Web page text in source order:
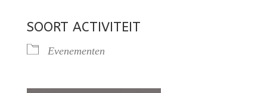
SOORT ACTIVITEIT
Evenementen